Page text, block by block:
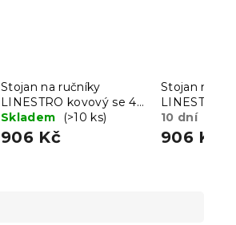
Stojan na ručníky
LINESTRO kovový se 4
rameny 93x45cm, černý
Skladem (>10 ks)
906 Kč
Stojan na
LINESTRO
rameny
10 dní
906 Kč